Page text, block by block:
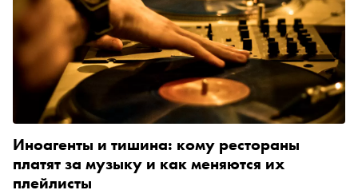
Иноагенты и тишина: кому рестораны
платят за музыку и как меняются их
плейлисты